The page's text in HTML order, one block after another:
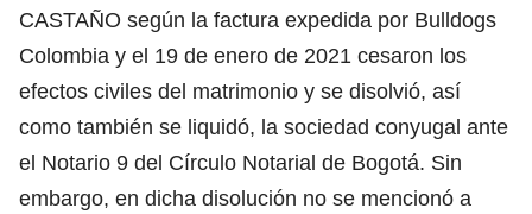
CASTAÑO según la factura expedida por Bulldogs
Colombia y el 19 de enero de 2021 cesaron los
efectos civiles del matrimonio y se disolvió, así
como también se liquidó, la sociedad conyugal ante
el Notario 9 del Círculo Notarial de Bogotá. Sin
embargo, en dicha disolución no se mencionó a